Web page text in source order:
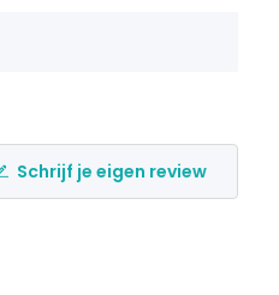
Schrijf je eigen review